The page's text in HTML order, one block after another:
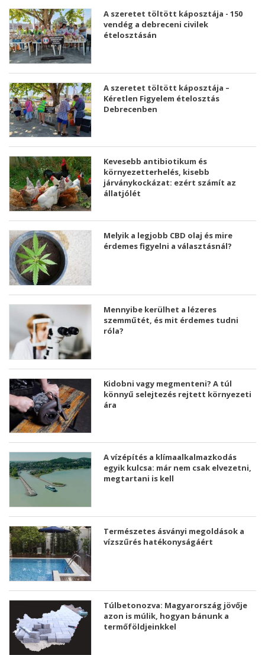
A szeretet töltött káposztája - 150
vendég a debreceni civilek
ételosztásán
A szeretet töltött káposztája –
Kéretlen Figyelem ételosztás
Debrecenben
Kevesebb antibiotikum és
környezetterhelés, kisebb
járványkockázat: ezért számít az
állatjólét
Melyik a legjobb CBD olaj és mire
érdemes figyelni a választásnál?
Mennyibe kerülhet a lézeres
szemműtét, és mit érdemes tudni
róla?
Kidobni vagy megmenteni? A túl
könnyű selejtezés rejtett környezeti
ára
A vízépítés a klímaalkalmazkodás
egyik kulcsa: már nem csak elvezetni,
megtartani is kell
Természetes ásványi megoldások a
vízszűrés hatékonyságáért
Túlbetonozva: Magyarország jövője
azon is múlik, hogyan bánunk a
termőföldjeinkkel